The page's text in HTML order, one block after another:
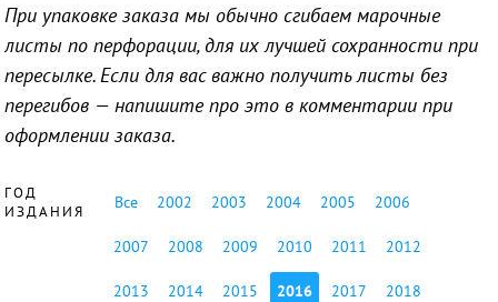
При упаковке заказа мы обычно сгибаем марочные
листы по перфорации, для их лучшей сохранности при
пересылке. Если для вас важно получить листы без
перегибов — напишите про это в комментарии при
оформлении заказа.
ГОД
ИЗДАНИЯ
Все 2002 2003 2004 2005 2006
2007 2008 2009 2010 2011 2012
2013 2014 2015 2016 2017 2018